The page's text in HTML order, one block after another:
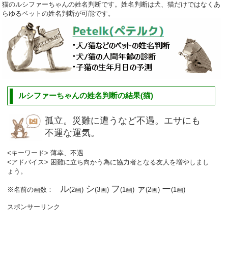
猫のルシファーちゃんの姓名判断です。姓名判断は犬、猫だけではなくあ
らゆるペットの姓名判断が可能です。
ルシファーちゃんの姓名判断の結果(猫)
孤立。災難に遭うなど不遇。エサにも
不運な運気。
<キーワード> 薄幸、不遇
<アドバイス> 困難に立ち向かう為に協力者となる友人を増やしまし
ょう。
※名前の画数： ル(2画) シ(3画) フ(1画) ァ(2画) ー(1画)
スポンサーリンク